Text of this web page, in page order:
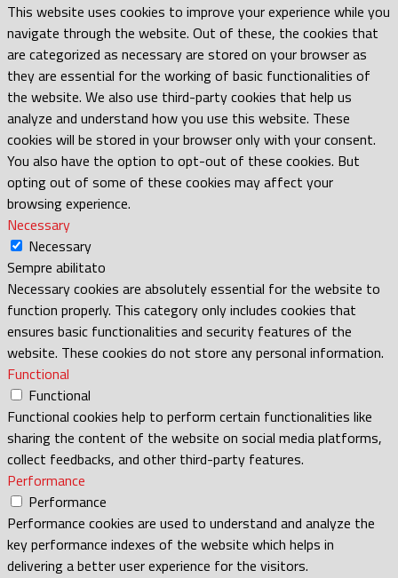
This website uses cookies to improve your experience while you
navigate through the website. Out of these, the cookies that
are categorized as necessary are stored on your browser as
they are essential for the working of basic functionalities of
the website. We also use third-party cookies that help us
analyze and understand how you use this website. These
cookies will be stored in your browser only with your consent.
You also have the option to opt-out of these cookies. But
opting out of some of these cookies may affect your
browsing experience.
Necessary
Necessary
Sempre abilitato
Necessary cookies are absolutely essential for the website to
function properly. This category only includes cookies that
ensures basic functionalities and security features of the
website. These cookies do not store any personal information.
Functional
Functional
Functional cookies help to perform certain functionalities like
sharing the content of the website on social media platforms,
collect feedbacks, and other third-party features.
Performance
Performance
Performance cookies are used to understand and analyze the
key performance indexes of the website which helps in
delivering a better user experience for the visitors.